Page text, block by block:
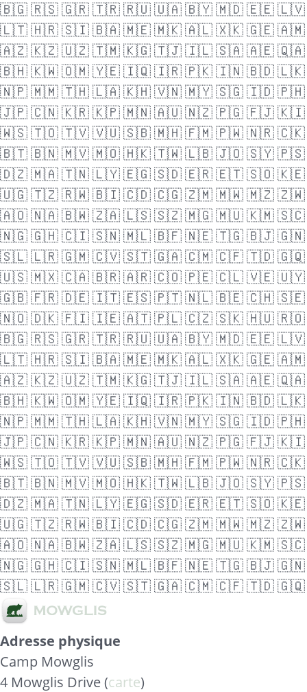
🇧🇬🇷🇸🇬🇷🇹🇷🇷🇺🇺🇦🇧🇾🇲🇩🇪🇪🇱🇻
🇱🇹🇭🇷🇸🇮🇧🇦🇲🇪🇲🇰🇦🇱🇽🇰🇬🇪🇦🇲
🇦🇿🇰🇿🇺🇿🇹🇲🇰🇬🇹🇯🇮🇱🇸🇦🇦🇪🇶🇦
🇧🇭🇰🇼🇴🇲🇾🇪🇮🇶🇮🇷🇵🇰🇮🇳🇧🇩🇱🇰
🇳🇵🇲🇲🇹🇭🇱🇦🇰🇭🇻🇳🇲🇾🇸🇬🇮🇩🇵🇭
🇯🇵🇨🇳🇰🇷🇰🇵🇲🇳🇦🇺🇳🇿🇵🇬🇫🇯🇰🇮
🇼🇸🇹🇴🇹🇻🇻🇺🇸🇧🇲🇭🇫🇲🇵🇼🇳🇷🇨🇰
🇧🇹🇧🇳🇲🇻🇲🇴🇭🇰🇹🇼🇱🇧🇯🇴🇸🇾🇵🇸
🇩🇿🇲🇦🇹🇳🇱🇾🇪🇬🇸🇩🇪🇷🇪🇹🇸🇴🇰🇪
🇺🇬🇹🇿🇷🇼🇧🇮🇨🇩🇨🇬🇿🇲🇲🇼🇲🇿🇿🇼
🇦🇴🇳🇦🇧🇼🇿🇦🇱🇸🇸🇿🇲🇬🇲🇺🇰🇲🇸🇨
🇳🇬🇬🇭🇨🇮🇸🇳🇲🇱🇧🇫🇳🇪🇹🇬🇧🇯🇬🇳
🇸🇱🇱🇷🇬🇲🇨🇻🇸🇹🇬🇦🇨🇲🇨🇫🇹🇩🇬🇶
🇺🇸🇲🇽🇨🇦🇧🇷🇦🇷🇨🇴🇵🇪🇨🇱🇻🇪🇺🇾
🇬🇧🇫🇷🇩🇪🇮🇹🇪🇸🇵🇹🇳🇱🇧🇪🇨🇭🇸🇪
🇳🇴🇩🇰🇫🇮🇮🇪🇦🇹🇵🇱🇨🇿🇸🇰🇭🇺🇷🇴
🇧🇬🇷🇸🇬🇷🇹🇷🇷🇺🇺🇦🇧🇾🇲🇩🇪🇪🇱🇻
🇱🇹🇭🇷🇸🇮🇧🇦🇲🇪🇲🇰🇦🇱🇽🇰🇬🇪🇦🇲
🇦🇿🇰🇿🇺🇿🇹🇲🇰🇬🇹🇯🇮🇱🇸🇦🇦🇪🇶🇦
🇧🇭🇰🇼🇴🇲🇾🇪🇮🇶🇮🇷🇵🇰🇮🇳🇧🇩🇱🇰
🇳🇵🇲🇲🇹🇭🇱🇦🇰🇭🇻🇳🇲🇾🇸🇬🇮🇩🇵🇭
🇯🇵🇨🇳🇰🇷🇰🇵🇲🇳🇦🇺🇳🇿🇵🇬🇫🇯🇰🇮
🇼🇸🇹🇴🇹🇻🇻🇺🇸🇧🇲🇭🇫🇲🇵🇼🇳🇷🇨🇰
🇧🇹🇧🇳🇲🇻🇲🇴🇭🇰🇹🇼🇱🇧🇯🇴🇸🇾🇵🇸
🇩🇿🇲🇦🇹🇳🇱🇾🇪🇬🇸🇩🇪🇷🇪🇹🇸🇴🇰🇪
🇺🇬🇹🇿🇷🇼🇧🇮🇨🇩🇨🇬🇿🇲🇲🇼🇲🇿🇿🇼
🇦🇴🇳🇦🇧🇼🇿🇦🇱🇸🇸🇿🇲🇬🇲🇺🇰🇲🇸🇨
🇳🇬🇬🇭🇨🇮🇸🇳🇲🇱🇧🇫🇳🇪🇹🇬🇧🇯🇬🇳
🇸🇱🇱🇷🇬🇲🇨🇻🇸🇹🇬🇦🇨🇲🇨🇫🇹🇩🇬🇶
Adresse physique
Camp Mowglis
4 Mowglis Drive (carte)